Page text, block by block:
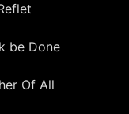
be Done
Of All